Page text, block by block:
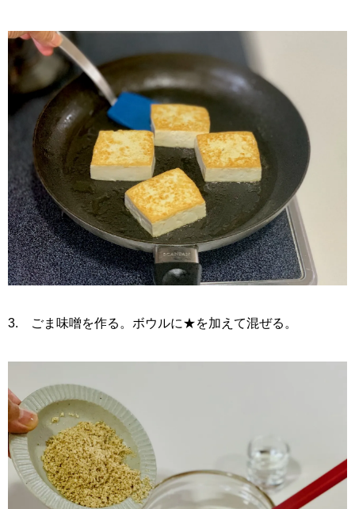
3. ごま味噌を作る。ボウルに★を加えて混ぜる。